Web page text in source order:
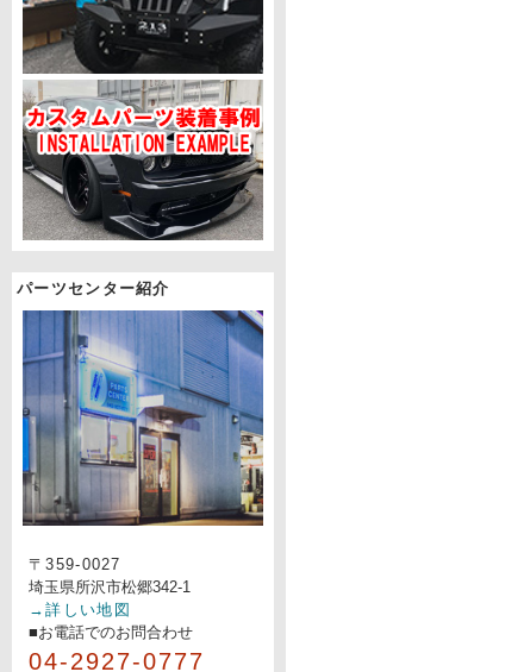
パーツセンター紹介
〒359-0027
埼玉県所沢市松郷342-1
→詳しい地図
■お電話でのお問合わせ
04-2927-0777